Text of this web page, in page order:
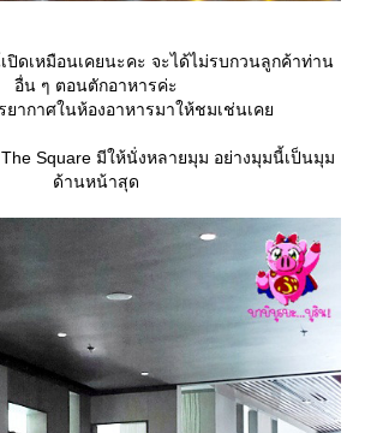
ปิดเหมือนเคยนะคะ จะได้ไม่รบกวนลูกค้าท่าน
อื่น ๆ ตอนตักอาหารค่ะ
ยากาศในห้องอาหารมาให้ชมเช่นเค
Square มีให้นั่งหลายมุม อย่างมุมนี้เป็นมุม
ด้านหน้าสุด